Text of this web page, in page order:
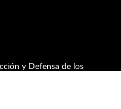
y Defensa de los